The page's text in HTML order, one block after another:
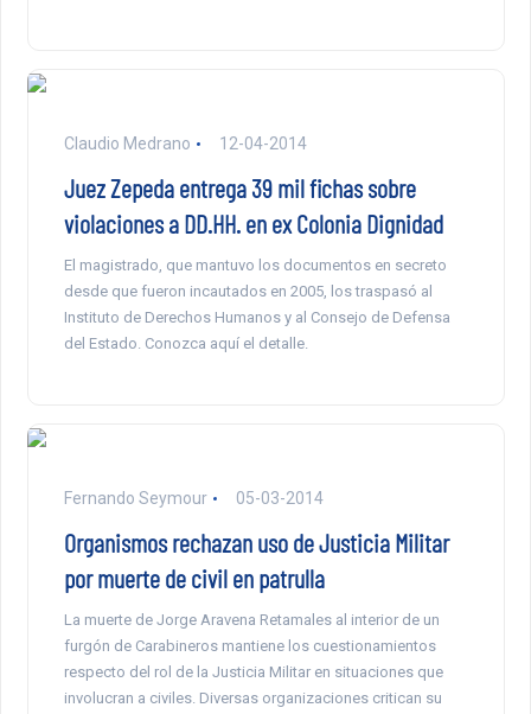
Claudio Medrano 12-04-2014
Juez Zepeda entrega 39 mil fichas sobre
violaciones a DD.HH. en ex Colonia Dignidad
El magistrado, que mantuvo los documentos en secreto
desde que fueron incautados en 2005, los traspasó al
Instituto de Derechos Humanos y al Consejo de Defensa
del Estado. Conozca aquí el detalle.
Fernando Seymour 05-03-2014
Organismos rechazan uso de Justicia Militar
por muerte de civil en patrulla
La muerte de Jorge Aravena Retamales al interior de un
furgón de Carabineros mantiene los cuestionamientos
respecto del rol de la Justicia Militar en situaciones que
involucran a civiles. Diversas organizaciones critican su